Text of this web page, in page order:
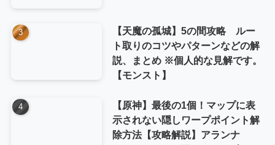
【天魔の孤城】5の間攻略 ルー
ト取りのコツやパターンなどの解
説、まとめ ※個人的な見解です。
【モンスト】
【原神】最後の1個！マップに表
示されない隠しワープポイント解
除方法【攻略解説】アランナ